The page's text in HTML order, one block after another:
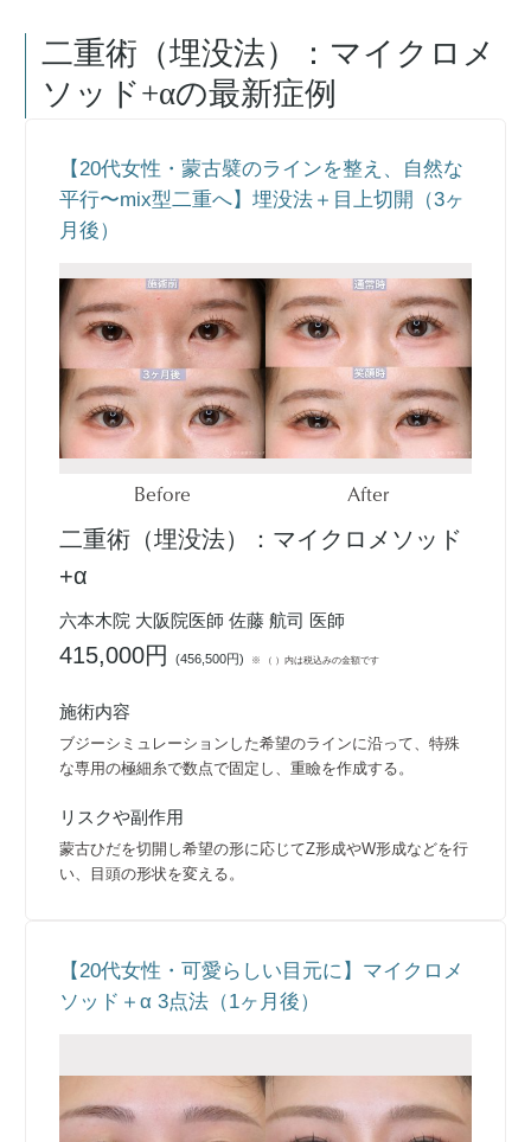
二重術（埋没法）：マイクロメ
ソッド+αの最新症例
【20代女性・蒙古襞のラインを整え、自然な
平行〜mix型二重へ】埋没法＋目上切開（3ヶ
月後）
Before After
二重術（埋没法）：マイクロメソッド
+α
六本木院 大阪院医師 佐藤 航司 医師
415,000円(456,500円) ※ （ ）内は税込みの金額です
施術内容
ブジーシミュレーションした希望のラインに沿って、特殊
な専用の極細糸で数点で固定し、重瞼を作成する。
リスクや副作用
蒙古ひだを切開し希望の形に応じてZ形成やW形成などを行
い、目頭の形状を変える。
【20代女性・可愛らしい目元に】マイクロメ
ソッド＋α 3点法（1ヶ月後）